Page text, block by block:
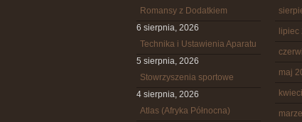
Romansy z Dodatkiem
6 sierpnia, 2026
Technika i Ustawienia Aparatu
5 sierpnia, 2026
Stowrzyszenia sportowe
4 sierpnia, 2026
Atlas (Afryka Północna)
lipiec
maj